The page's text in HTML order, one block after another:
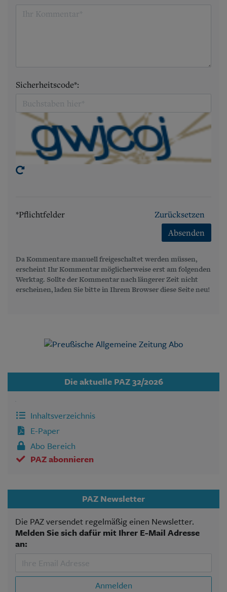
Sicherheitscode*:
*Pflichtfelder
Zurücksetzen
Absenden
Da Kommentare manuell freigeschaltet werden müssen,
erscheint Ihr Kommentar möglicherweise erst am folgenden
Werktag. Sollte der Kommentar nach längerer Zeit nicht
erscheinen, laden Sie bitte in Ihrem Browser diese Seite neu!
Die aktuelle PAZ 32/2026
Inhaltsverzeichnis
E-Paper
Abo Bereich
PAZ abonnieren
PAZ Newsletter
Die PAZ versendet regelmäßig einen Newsletter.
Melden Sie sich dafür mit Ihrer E-Mail Adresse
an:
Anmelden